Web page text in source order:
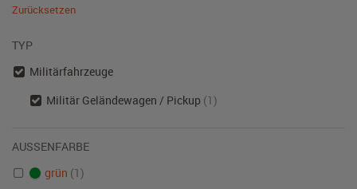
Zurücksetzen
TYP
Militärfahrzeuge
Militär Geländewagen / Pickup (1)
AUSSENFARBE
grün (1)